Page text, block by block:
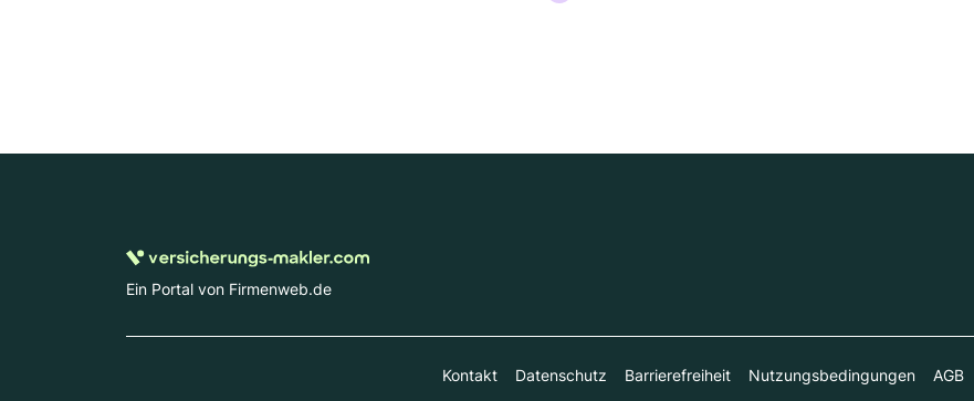
Ein Portal von Firmenweb.de
Kontakt Datenschutz Barrierefreiheit Nutzungsbedingungen AGB